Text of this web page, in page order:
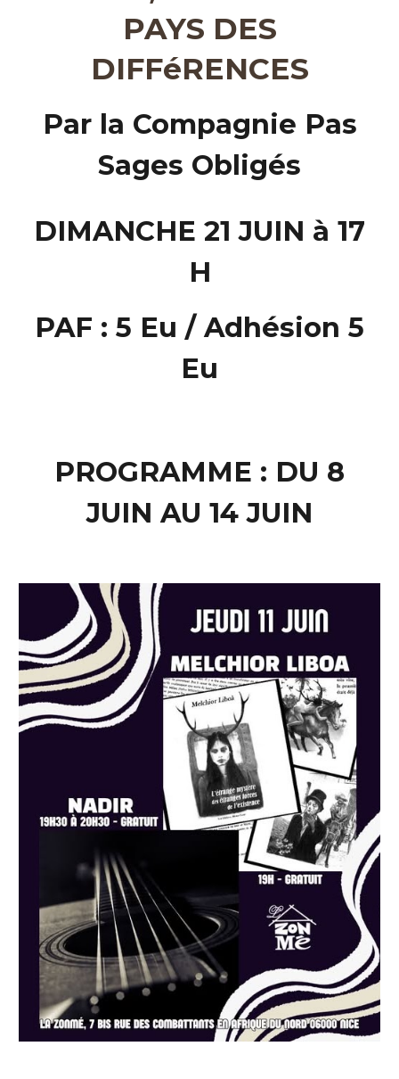
PAYS DES
DIFFéRENCES
Par la Compagnie Pas
Sages Obligés
DIMANCHE 21 JUIN à 17
H
PAF : 5 Eu / Adhésion 5
Eu
PROGRAMME : DU 8
JUIN AU 14 JUIN